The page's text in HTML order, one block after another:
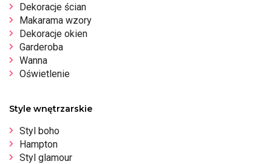
Dekoracje ścian
Makarama wzory
Dekoracje okien
Garderoba
Wanna
Oświetlenie
Style wnętrzarskie
Styl boho
Hampton
Styl glamour